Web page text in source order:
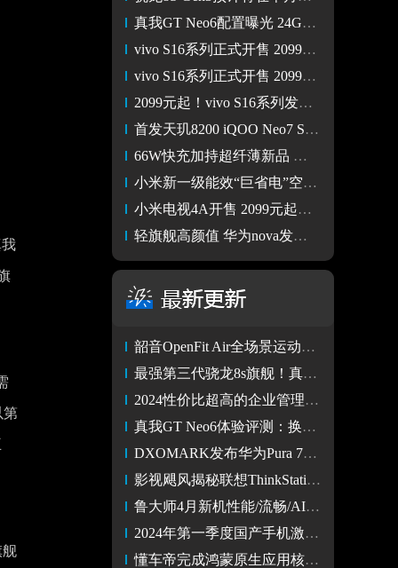
第
舰
真我GT Neo6配置曝光 24GB内存超级豪华
vivo S16系列正式开售 2099元起 购机享24免息等多重好礼
vivo S16系列正式开售 2099元起 购机享24免息等多重好礼
2099元起！vivo S16系列发布 京东下单加9元可享意外无忧套装
首发天玑8200 iQOO Neo7 SE发布 2099元起
66W快充加持超纤薄新品 荣耀Play5发布 2099元起售
小米新一级能效“巨省电”空调发布 到手价2099元起
小米电视4A开售 2099元起主打人工语音
轻旗舰高颜值 华为nova发布2099元起
韶音OpenFit Air全场景运动耳机新色 5月10日10点京东现货首发
最强第三代骁龙8s旗舰！真我GT Neo6售价2099元起
2024性价比超高的企业管理软件erp系统品牌有哪些？
真我GT Neo6体验评测：换芯升级中端性能旗舰 1.5K原生画质原神
DXOMARK发布华为Pura 70 Ultra影像评分
影视飓风揭秘联想ThinkStation 如何为“地表最快”F1直播加速
鲁大师4月新机性能/流畅/AI/久用榜：骁龙中端双子星表现亮眼
2024年第一季度国产手机激活数量排名透露OPPO Reno11成赢家
懂车帝完成鸿蒙原生应用核心版本开发，加速汽车信息与服务升级